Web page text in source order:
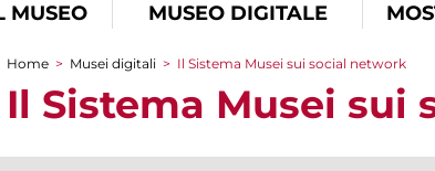
MUSEO MUSEO DIGITALE
Tu sei qui
Home > Musei digitali > Il Sistema Musei sui social network
Il Sistema Musei sui